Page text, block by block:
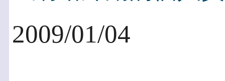
2009/01/04